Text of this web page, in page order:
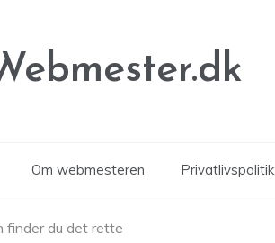
Om webmesteren Privatlivspolitik
finder du det rette